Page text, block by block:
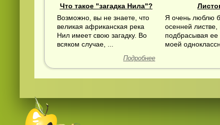
Что такое "загадка Нила"?
Возможно, вы не знаете, что
великая африканская река
Нил имеет свою загадку. Во
всяком случае, ...
Подробнее
Я очень люблю
осенней листве,
подбрасывая
моей
365онлайн